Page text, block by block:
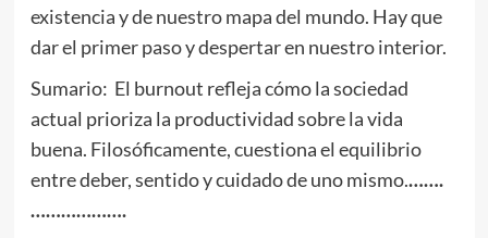
existencia y de nuestro mapa del mundo. Hay que
dar el primer paso y despertar en nuestro interior.
Sumario: El burnout refleja cómo la sociedad
actual prioriza la productividad sobre la vida
buena. Filosóficamente, cuestiona el equilibrio
entre deber, sentido y cuidado de uno mismo.…….
……………….